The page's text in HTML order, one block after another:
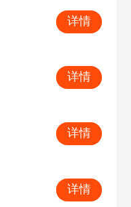
详情
详情
详情
详情